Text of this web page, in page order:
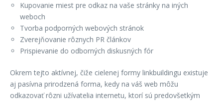
Kupovanie miest pre odkaz na vaše stránky na iných
weboch
Tvorba podporných webových stránok
Zverejňovanie rôznych PR článkov
Prispievanie do odborných diskusných fór
Okrem tejto aktívnej, čiže cielenej formy linkbuildingu existuje
aj pasívna prirodzená forma, kedy na váš web môžu
odkazovať rôzni užívatelia internetu, ktorí sú predovšetkým